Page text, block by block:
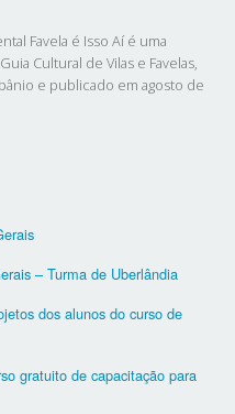
Favela é Isso Aí é uma
Cultural de Vilas e Favelas,
e publicado em agosto de
– Turma de Uberlândia
dos alunos do curso de
gratuito de capacitação para